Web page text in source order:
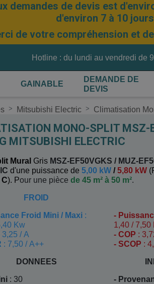
demandes de devis est
d'environ 7 à 10
de votre compréhension et
Hotline : du lundi au vendredi de
GAINABLE
DEMANDE DE
DEVIS
Mitsubishi Electric Climatisation
MONO-SPLIT MSZ-
MITSUBISHI ELECTRIC
Mural Gris MSZ-EF50VGKS / MUZ-
d'une puissance de 5,00 kW /5,80 kW (
C). Pour une pièce de 45 m² à 50 m².
FROID
Froid Mini / Maxi:
Kw
3,25 / A
: 7,50 / A++
-
1,40 / 7,50
- COP :
- SCOP :
DONNEES
: 30
-